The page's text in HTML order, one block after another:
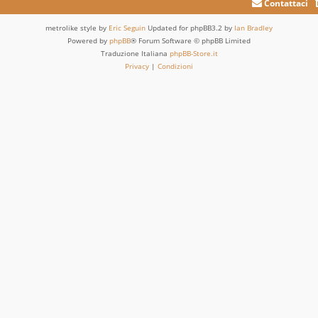
Contattaci
metrolike style by Eric Seguin Updated for phpBB3.2 by Ian Bradley
Powered by phpBB® Forum Software © phpBB Limited
Traduzione Italiana phpBB-Store.it
Privacy | Condizioni